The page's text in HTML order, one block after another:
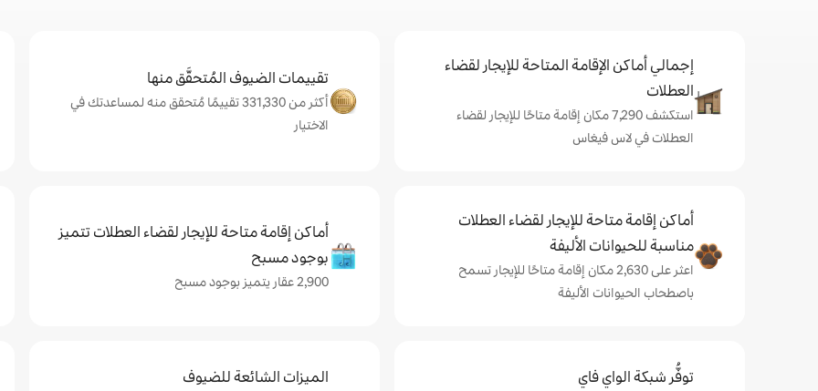
إجمالي أماكن الإقامة المتاحة للإيجار لقضاء
العطلات
استكشف 7,290 مكان إقامة متاحًا للإيجار لقضاء
العطلات في لاس فيغاس
تقييمات الضيوف المُتحقَّق منها
أكثر من 331,330 تقييمًا مُتحقق منه لمساعدتك في
الاختيار
أماكن إقامة متاحة للإيجار لقضاء العطلات
مناسبة للحيوانات الأليفة
اعثر على 2,630 مكان إقامة متاحًا للإيجار تسمح
باصطحاب الحيوانات الأليفة
أماكن إقامة متاحة للإيجار لقضاء العطلات تتميز
بوجود مسبح
2,900 عقار يتميز بوجود مسبح
توفُّر شبكة الواي فاي الميزات الشائعة للضيوف